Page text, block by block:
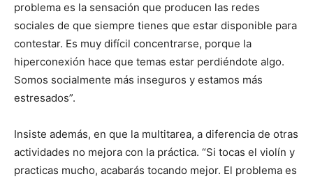
problema es la sensación que producen las redes
sociales de que siempre tienes que estar disponible para
contestar. Es muy difícil concentrarse, porque la
hiperconexión hace que temas estar perdiéndote algo.
Somos socialmente más inseguros y estamos más
estresados”.
Insiste además, en que la multitarea, a diferencia de otras
actividades no mejora con la práctica. “Si tocas el violín y
practicas mucho, acabarás tocando mejor. El problema es